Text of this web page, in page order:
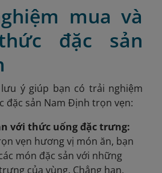
mua và
đặc sản
ý giúp bạn có trải nghiệm
đặc sản Nam Định trọn vẹn:
với thức uống đặc trưng:
vẹn hương vị món ăn, bạn
món đặc sản với những
của vùng. Chẳng hạn,